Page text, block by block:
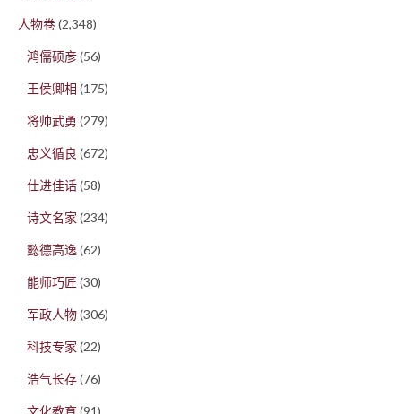
人物卷(2,348)
鸿儒硕彦(56)
王侯卿相 (175)
将帅武勇 (279)
忠义循良 (672)
仕进佳话(58)
诗文名家 (234)
懿德高逸(62)
能师巧匠 (30)
军政人物(306)
科技专家 (22)
浩气长存(76)
文化教育(91)